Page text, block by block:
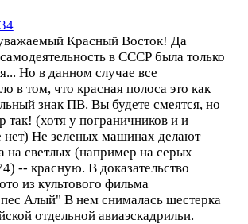
Красный Восток! Да
в СССР была только
Но в данном случае все
в том, что красная полоса это как
знак ПВ. Вы будете смеятся, но
так! (хотя у пограничников и и
нет) Не зеленых машинах делают
на светлых (например на серых
-- красную. В доказательство
из культового фильма
Алый" В нем снималась шестерка
отдельной авиаэскадрильи.